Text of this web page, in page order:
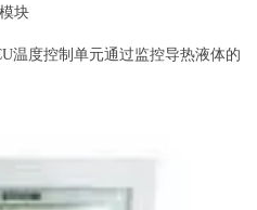
块
温度控制单元通过监控导热液体的